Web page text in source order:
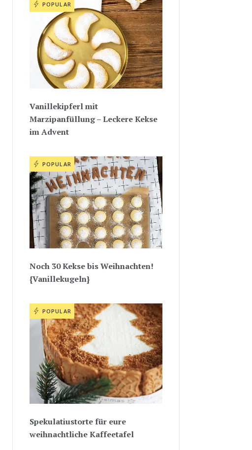
POPULAR
Vanillekipferl mit
Marzipanfüllung – Leckere Kekse
im Advent
POPULAR
Noch 30 Kekse bis Weihnachten!
{Vanillekugeln}
POPULAR
Spekulatiustorte für eure
weihnachtliche Kaffeetafel